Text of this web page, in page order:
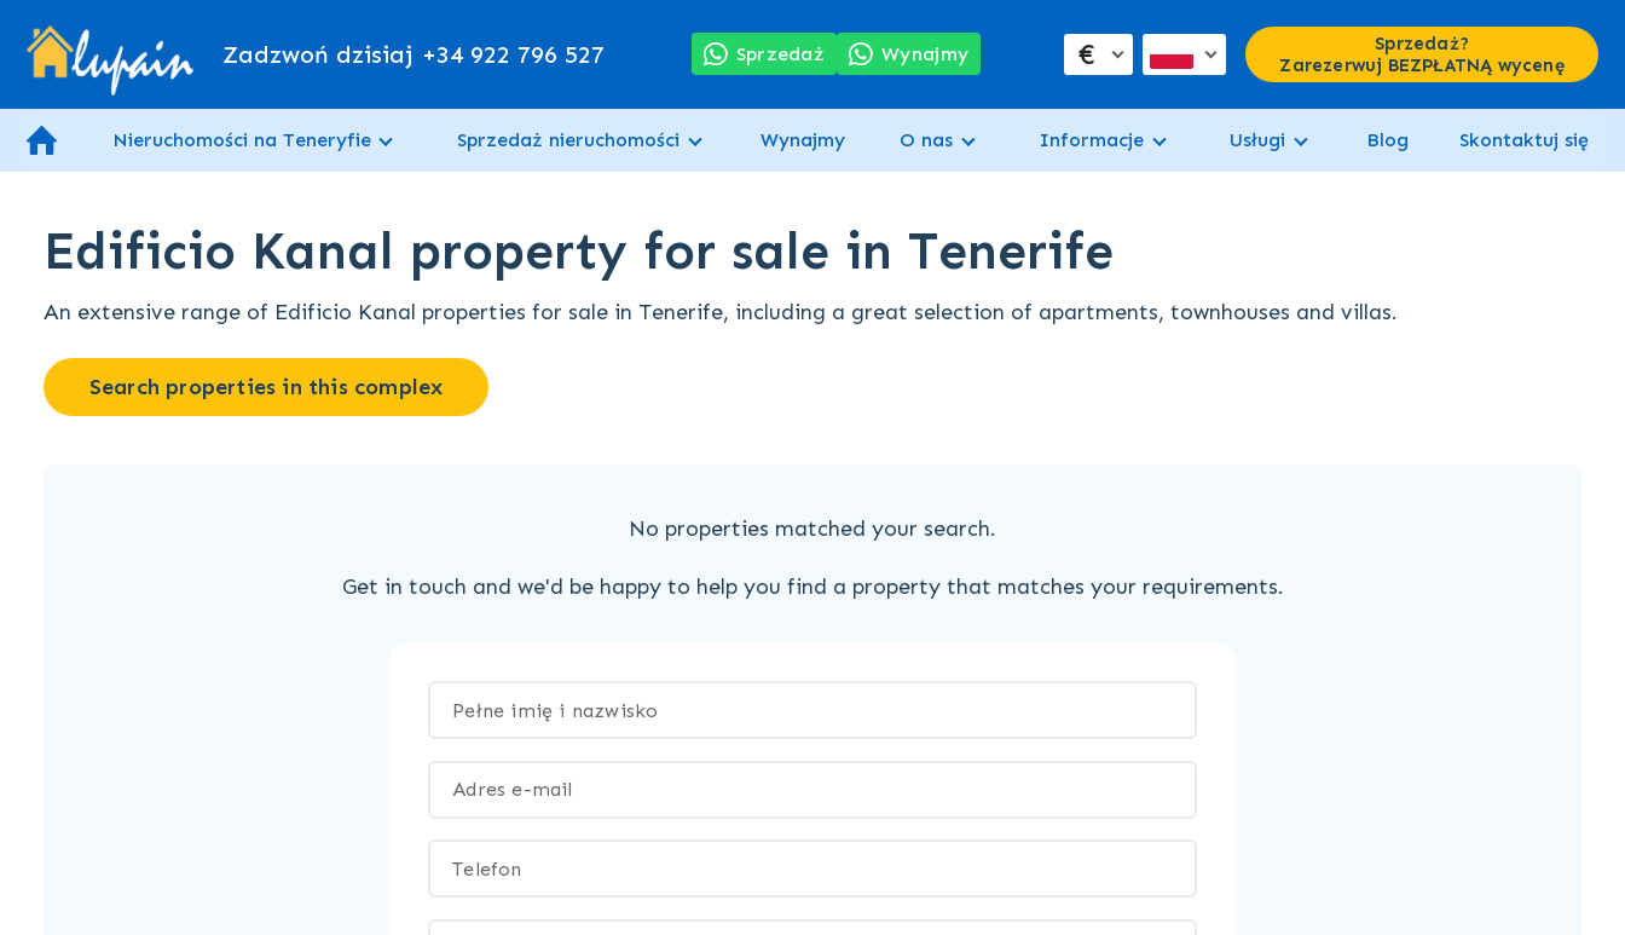
Zadzwoń dzisiaj +34 922 796 527 Sprzedaż Wynajmy €
Sprzedaż?
Zarezerwuj BEZPŁATNĄ wycenę
Nieruchomości na Teneryfie Sprzedaż nieruchomości Wynajmy O nas Informacje Usługi Blog Skontaktuj się
Edificio Kanal property for sale in Tenerife
An extensive range of Edificio Kanal properties for sale in Tenerife, including a great selection of apartments, townhouses and villas.
Search properties in this complex
No properties matched your search.
Get in touch and we'd be happy to help you find a property that matches your requirements.